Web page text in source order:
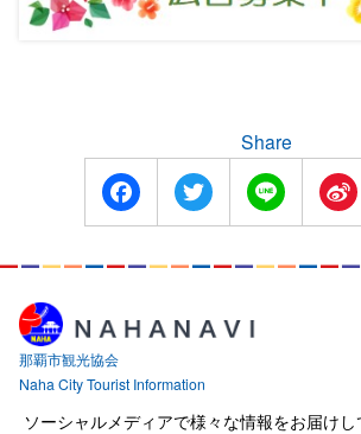
Share
FacebookTwitter Line
Sina
那覇市観光協会
Naha City Tourist Information
ソーシャルメディアで様々な情報をお届けし